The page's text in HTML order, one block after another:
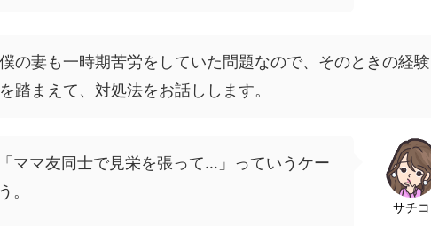
僕の妻も一時期苦労をしていた問題なので、そのときの経験
を踏まえて、対処法をお話しします。
ママ友同士で見栄を張って…」っていうケー
。
サチコ